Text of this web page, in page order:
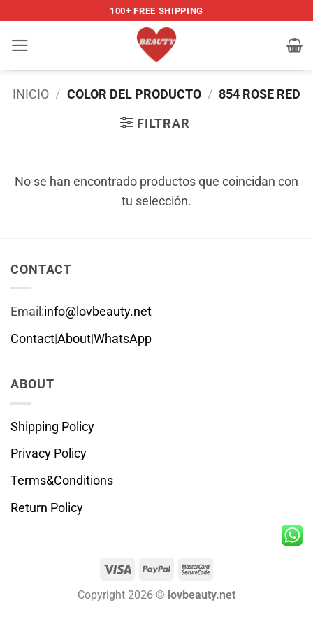
contenido
100+ FREE SHIPPING
INICIO / COLOR DEL PRODUCTO / 854 ROSE RED
FILTRAR
No se han encontrado productos que coincidan con
tu selección.
CONTACT
Email:info@lovbeauty.net
Contact|About|WhatsApp
ABOUT
Shipping Policy
Privacy Policy
Terms&Conditions
Return Policy
Visa PayPal MasterCard
Copyright 2026 © lovbeauty.net